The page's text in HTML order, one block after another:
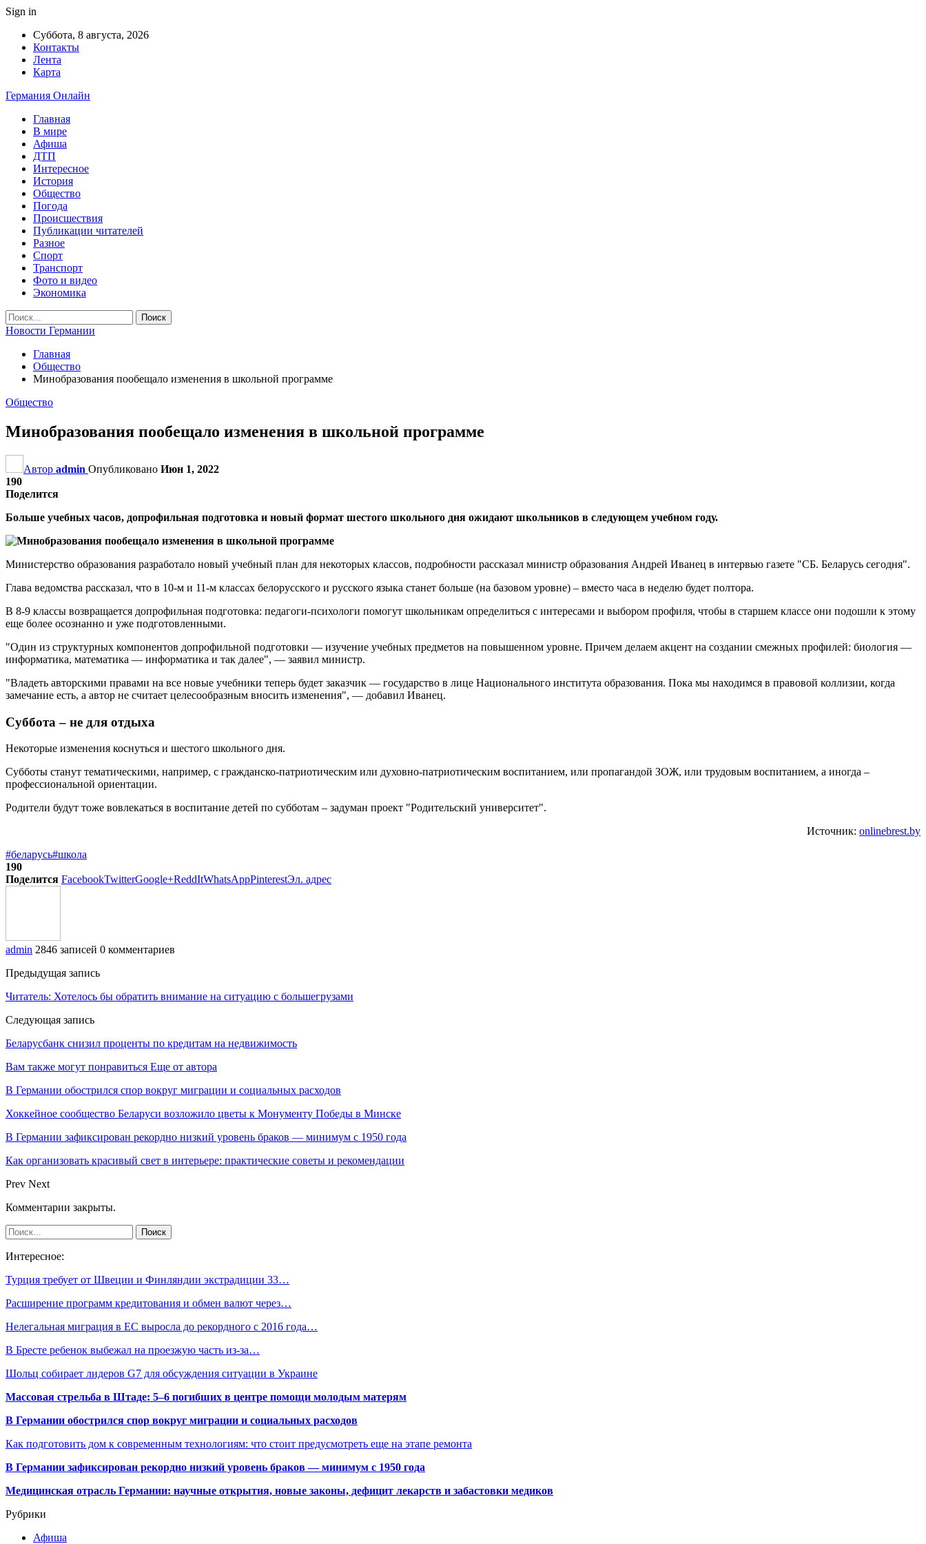
Sign in
Суббота, 8 августа, 2026
Контакты
Лента
Карта
Германия Онлайн
Главная
В мире
Афиша
ДТП
Интересное
История
Общество
Погода
Происшествия
Публикации читателей
Разное
Спорт
Транспорт
Фото и видео
Экономика
Новости Германии
Главная
Общество
Минобразования пообещало изменения в школьной программе
Общество
Минобразования пообещало изменения в школьной программе
Автор admin Опубликовано Июн 1, 2022
190
Поделится
Больше учебных часов, допрофильная подготовка и новый формат шестого школьного дня ожидают школьников в следующем учебном году.
Министерство образования разработало новый учебный план для некоторых классов, подробности рассказал министр образования Андрей Иванец в интервью газете "СБ. Беларусь сегодня".
Глава ведомства рассказал, что в 10-м и 11-м классах белорусского и русского языка станет больше (на базовом уровне) – вместо часа в неделю будет полтора.
В 8-9 классы возвращается допрофильная подготовка: педагоги-психологи помогут школьникам определиться с интересами и выбором профиля, чтобы в старшем классе они подошли к этому
еще более осознанно и уже подготовленными.
"Один из структурных компонентов допрофильной подготовки — изучение учебных предметов на повышенном уровне. Причем делаем акцент на создании смежных профилей: биология —
информатика, математика — информатика и так далее", — заявил министр.
"Владеть авторскими правами на все новые учебники теперь будет заказчик — государство в лице Национального института образования. Пока мы находимся в правовой коллизии, когда
замечание есть, а автор не считает целесообразным вносить изменения", — добавил Иванец.
Суббота – не для отдыха
Некоторые изменения коснуться и шестого школьного дня.
Субботы станут тематическими, например, с гражданско-патриотическим или духовно-патриотическим воспитанием, или пропагандой ЗОЖ, или трудовым воспитанием, а иногда –
профессиональной ориентации.
Родители будут тоже вовлекаться в воспитание детей по субботам – задуман проект "Родительский университет".
Источник: onlinebrest.by
#беларусь#школа
190
Поделится FacebookTwitterGoogle+ReddItWhatsAppPinterestЭл. адрес
admin 2846 записей 0 комментариев
Предыдущая запись
Читатель: Хотелось бы обратить внимание на ситуацию с большегрузами
Следующая запись
Беларусбанк снизил проценты по кредитам на недвижимость
Вам также могут понравиться Еще от автора
В Германии обострился спор вокруг миграции и социальных расходов
Хоккейное сообщество Беларуси возложило цветы к Монументу Победы в Минске
В Германии зафиксирован рекордно низкий уровень браков — минимум с 1950 года
Как организовать красивый свет в интерьере: практические советы и рекомендации
Prev Next
Комментарии закрыты.
Интересное:
Турция требует от Швеции и Финляндии экстрадиции 33…
Расширение программ кредитования и обмен валют через…
Нелегальная миграция в ЕС выросла до рекордного с 2016 года…
В Бресте ребенок выбежал на проезжую часть из-за…
Шольц собирает лидеров G7 для обсуждения ситуации в Украине
Массовая стрельба в Штаде: 5–6 погибших в центре помощи молодым матерям
В Германии обострился спор вокруг миграции и социальных расходов
Как подготовить дом к современным технологиям: что стоит предусмотреть еще на этапе ремонта
В Германии зафиксирован рекордно низкий уровень браков — минимум с 1950 года
Медицинская отрасль Германии: научные открытия, новые законы, дефицит лекарств и забастовки медиков
Рубрики
Афиша